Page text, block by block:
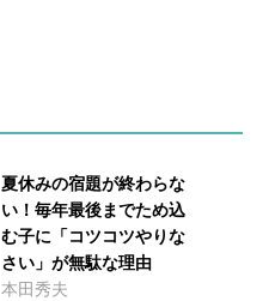
夏休みの宿題が終わらな
い！毎年最後までため込
む子に「コツコツやりな
さい」が無駄な理由
本田秀夫